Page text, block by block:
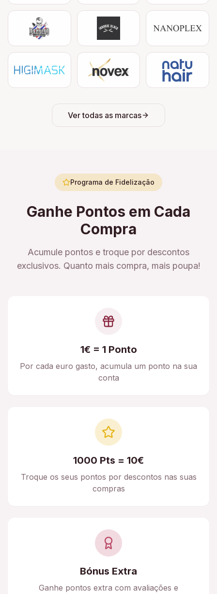
Ver todas as marcas
Programa de Fidelização
Ganhe Pontos em Cada
Compra
Acumule pontos e troque por descontos
exclusivos. Quanto mais compra, mais poupa!
1€ = 1 Ponto
Por cada euro gasto, acumula um ponto na sua
conta
1000 Pts = 10€
Troque os seus pontos por descontos nas suas
compras
Bónus Extra
Ganhe pontos extra com avaliações e